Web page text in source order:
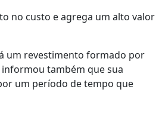
no custo e agrega um alto valor
um revestimento formado por
também que sua
um período de tempo que